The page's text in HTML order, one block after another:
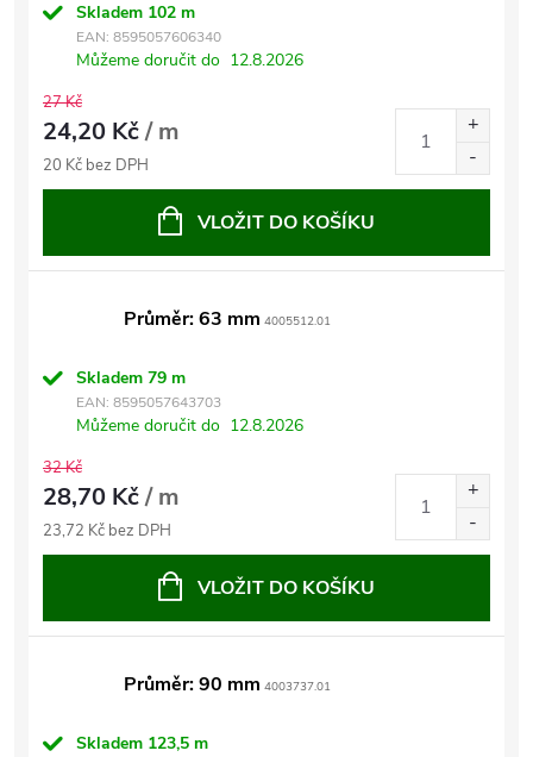
Skladem 102 m
EAN: 8595057606340
Můžeme doručit do 12.8.2026
27 Kč
24,20 Kč/ m
20 Kč bez DPH
VLOŽIT DO KOŠÍKU
Průměr: 63 mm 4005512.01
Skladem 79 m
EAN: 8595057643703
Můžeme doručit do 12.8.2026
32 Kč
28,70 Kč/ m
23,72 Kč bez DPH
VLOŽIT DO KOŠÍKU
Průměr: 90 mm 4003737.01
Skladem 123,5 m